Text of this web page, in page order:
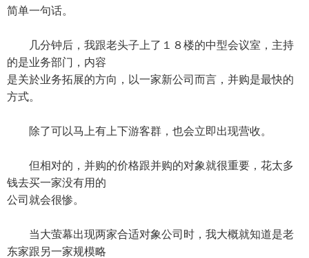
简单一句话。
几分钟后，我跟老头子上了１８楼的中型会议室，主持
的是业务部门，内容
是关於业务拓展的方向，以一家新公司而言，并购是最快的
方式。
除了可以马上有上下游客群，也会立即出现营收。
但相对的，并购的价格跟并购的对象就很重要，花太多
钱去买一家没有用的
公司就会很惨。
当大萤幕出现两家合适对象公司时，我大概就知道是老
东家跟另一家规模略